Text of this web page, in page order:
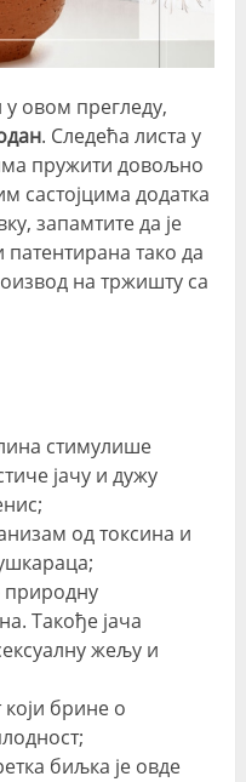
овом прегледу,
. Следећа листа у
пружити довољно
састојцима додатка
запамтите да је
тако да
на тржишту са
стимулише
јачу и дужу
од токсина и
Такође јача
жељу и
брине о
биљка је овде